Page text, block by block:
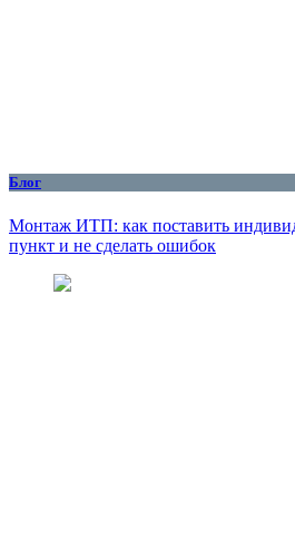
Блог
Монтаж ИТП: как поставить
пункт и не сделать ошибок